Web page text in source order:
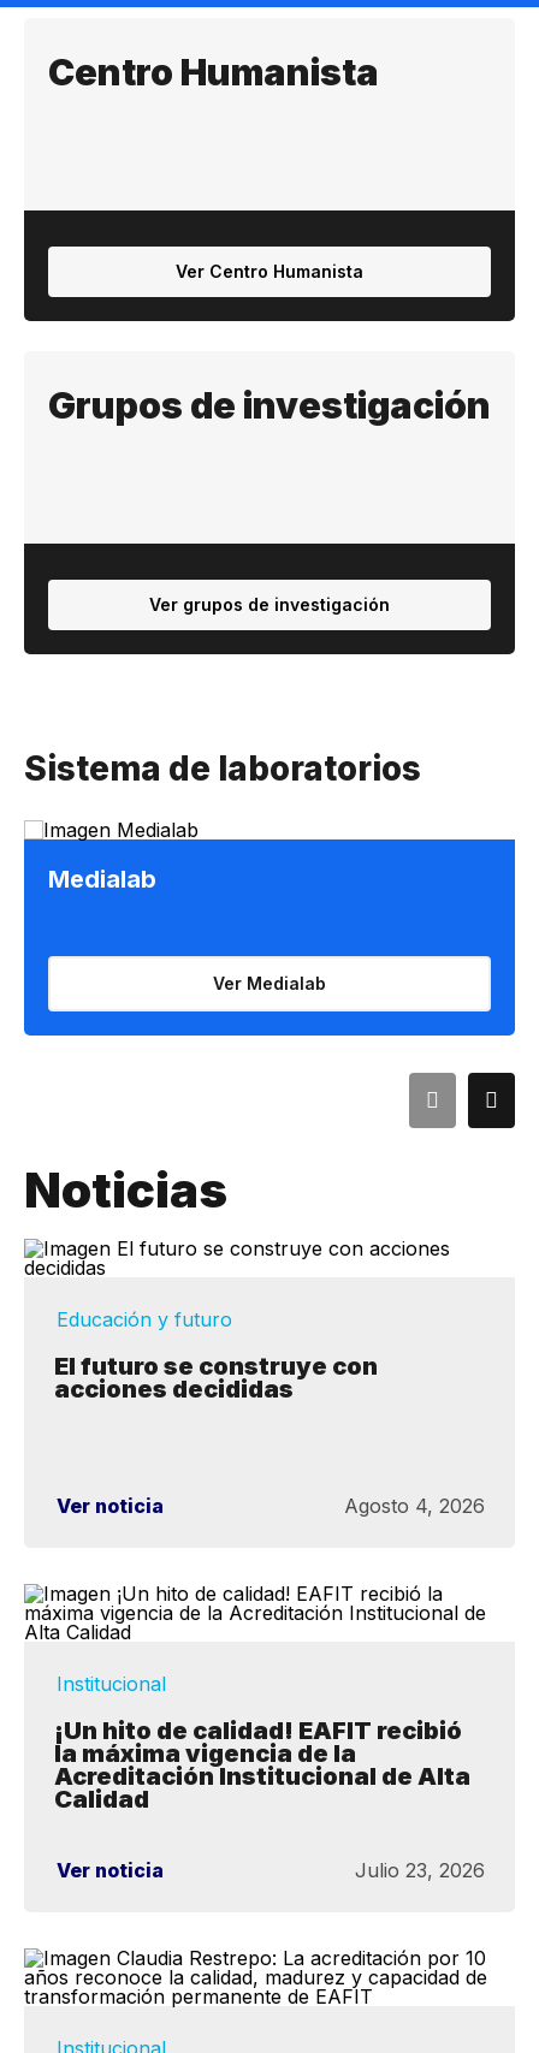
Centro Humanista
Ver Centro Humanista
Grupos de investigación
Ver grupos de investigación
Sistema de laboratorios
Medialab
Ver Medialab
Noticias
Educación y futuro
El futuro se construye con
acciones decididas
Ver noticia Agosto 4, 2026
Institucional
¡Un hito de calidad! EAFIT recibió
la máxima vigencia de la
Acreditación Institucional de Alta
Calidad
Ver noticia Julio 23, 2026
Institucional